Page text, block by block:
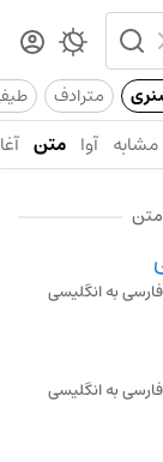
مترادف
مشابه آوا متن
به انگلیسی
به انگلیسی